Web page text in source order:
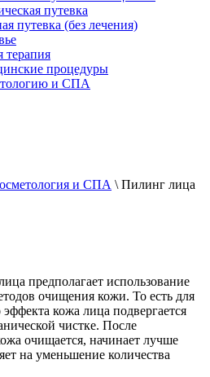
путевка
путевка (без лечения)
терапия
процедуры
и СПА
и СПА \ Пилинг лица
предполагает использование
очищения кожи. То есть для
кожа лица подвергается
чистке. После
очищается, начинает лучше
на уменьшение количества